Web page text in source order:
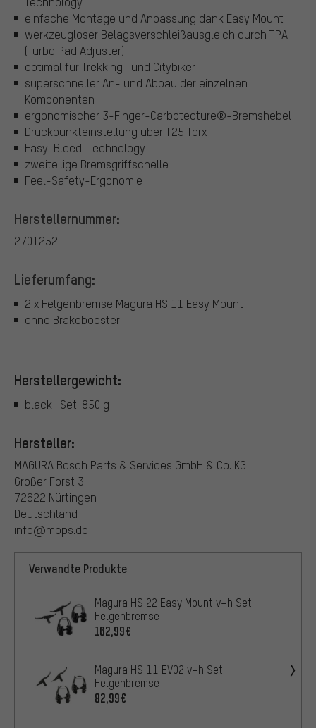
einfache Montage und Anpassung dank Easy Mount
werkzeugloser Belagsverschleißausgleich durch TPA
(Turbo Pad Adjuster)
optimal für Trekking- und Citybiker
superschneller An- und Abbau der einzelnen
Komponenten
ergonomischer 3-Finger-Carbotecture®-Bremshebel
Druckpunkteinstellung über T25 Torx
Easy-Bleed-Technology
zweiteilige Bremsgriffschelle
Feel-Safety-Ergonomie
Herstellernummer:
2701252
Lieferumfang:
2 x Felgenbremse Magura HS 11 Easy Mount
ohne Brakebooster
Herstellergewicht:
black | Set: 850 g
Hersteller:
MAGURA Bosch Parts & Services GmbH & Co. KG
Großer Forst 3
72622 Nürtingen
Deutschland
info@mbps.de
Verwandte Produkte
Magura HS 22 Easy Mount v+h Set
Felgenbremse
102,99€
Magura HS 11 EVO2 v+h Set
Felgenbremse
82,99€